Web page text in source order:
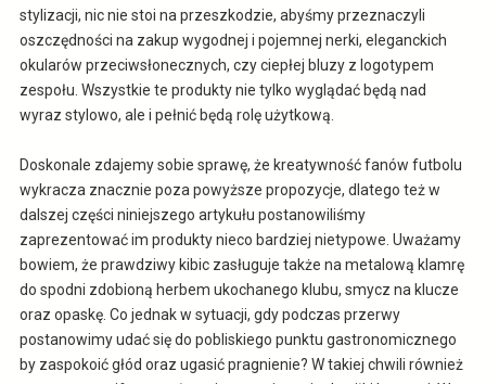
stylizacji, nic nie stoi na przeszkodzie, abyśmy przeznaczyli
oszczędności na zakup wygodnej i pojemnej nerki, eleganckich
okularów przeciwsłonecznych, czy ciepłej bluzy z logotypem
zespołu. Wszystkie te produkty nie tylko wyglądać będą nad
wyraz stylowo, ale i pełnić będą rolę użytkową.
Doskonale zdajemy sobie sprawę, że kreatywność fanów futbolu
wykracza znacznie poza powyższe propozycje, dlatego też w
dalszej części niniejszego artykułu postanowiliśmy
zaprezentować im produkty nieco bardziej nietypowe. Uważamy
bowiem, że prawdziwy kibic zasługuje także na metalową klamrę
do spodni zdobioną herbem ukochanego klubu, smycz na klucze
oraz opaskę. Co jednak w sytuacji, gdy podczas przerwy
postanowimy udać się do pobliskiego punktu gastronomicznego
by zaspokoić głód oraz ugasić pragnienie? W takiej chwili również